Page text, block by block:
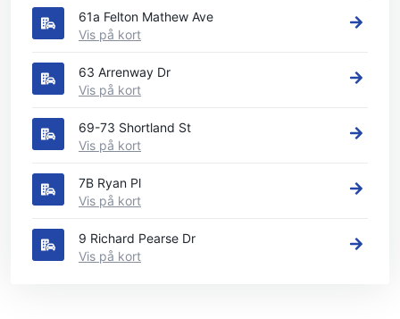
61a Felton Mathew Ave
Vis på kort
63 Arrenway Dr
Vis på kort
69-73 Shortland St
Vis på kort
7B Ryan Pl
Vis på kort
9 Richard Pearse Dr
Vis på kort